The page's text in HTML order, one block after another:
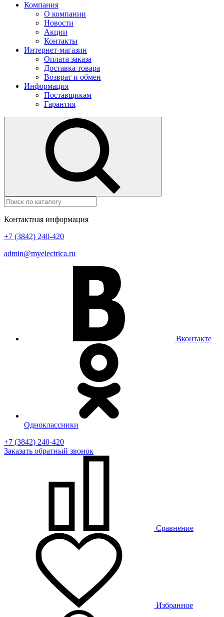
Компания
О компании
Новости
Акции
Контакты
Интернет-магазин
Оплата заказа
Доставка товара
Возврат и обмен
Информация
Поставщикам
Гарантия
Контактная информация
+7 (3842) 240-420
admin@myelectrica.ru
Вконтакте
Одноклассники
+7 (3842) 240-420
Заказать обратный звонок
Сравнение
Избранное